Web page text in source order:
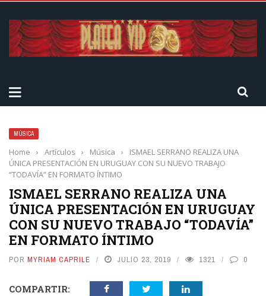
MÚSICA
Home › Artículos › Música ›
ISMAEL SERRANO REALIZA UNA
ÚNICA PRESENTACIÓN EN URUGUAY CON SU NUEVO TRABAJO
“TODAVÍA” EN FORMATO ÍNTIMO
ISMAEL SERRANO REALIZA UNA
ÚNICA PRESENTACIÓN EN URUGUAY
CON SU NUEVO TRABAJO “TODAVÍA”
EN FORMATO ÍNTIMO
POR MYRIAM CAPRILE JULIO 23, 2019 1321 0
COMPARTIR: